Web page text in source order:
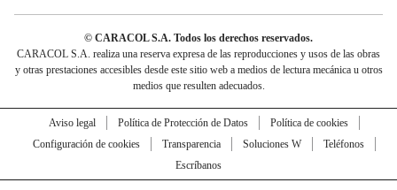
© CARACOL S.A. Todos los derechos reservados.
CARACOL S.A. realiza una reserva expresa de las reproducciones y usos de las obras
y otras prestaciones accesibles desde este sitio web a medios de lectura mecánica u otros
medios que resulten adecuados.
Aviso legal Política de Protección de Datos
Política de cookies
Configuración de cookies
Transparencia Soluciones W
Teléfonos
Escríbanos